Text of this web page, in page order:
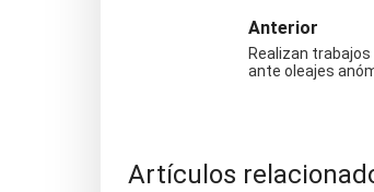
Anterior
Realizan
ante oleajes
Artículos